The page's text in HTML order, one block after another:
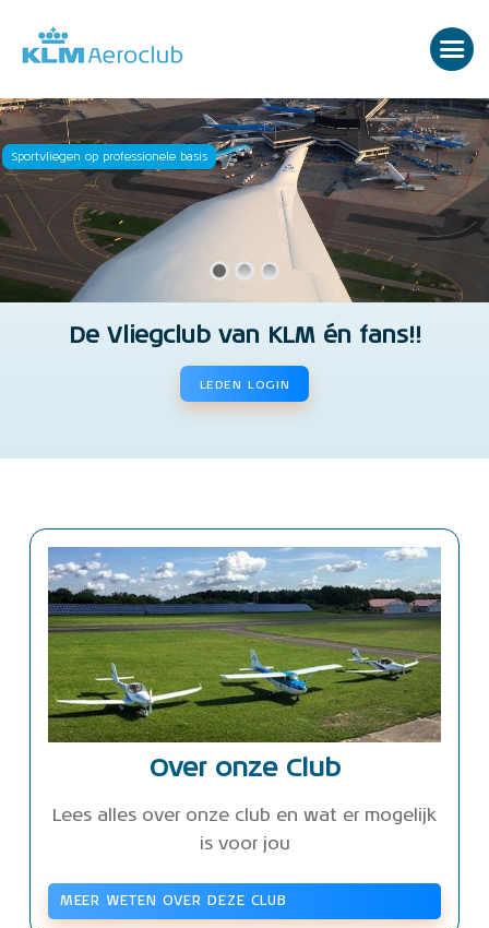
Sportvliegen op professionele basis
De Vliegclub van KLM én fans!!
LEDEN LOGIN
Over onze Club
Lees alles over onze club en wat er mogelijk
is voor jou
MEER WETEN OVER DEZE CLUB